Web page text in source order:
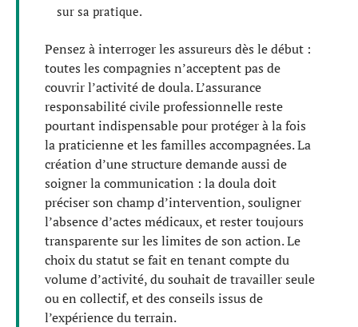
sur sa pratique.
Pensez à interroger les assureurs dès le début :
toutes les compagnies n’acceptent pas de
couvrir l’activité de doula. L’assurance
responsabilité civile professionnelle reste
pourtant indispensable pour protéger à la fois
la praticienne et les familles accompagnées. La
création d’une structure demande aussi de
soigner la communication : la doula doit
préciser son champ d’intervention, souligner
l’absence d’actes médicaux, et rester toujours
transparente sur les limites de son action. Le
choix du statut se fait en tenant compte du
volume d’activité, du souhait de travailler seule
ou en collectif, et des conseils issus de
l’expérience du terrain.